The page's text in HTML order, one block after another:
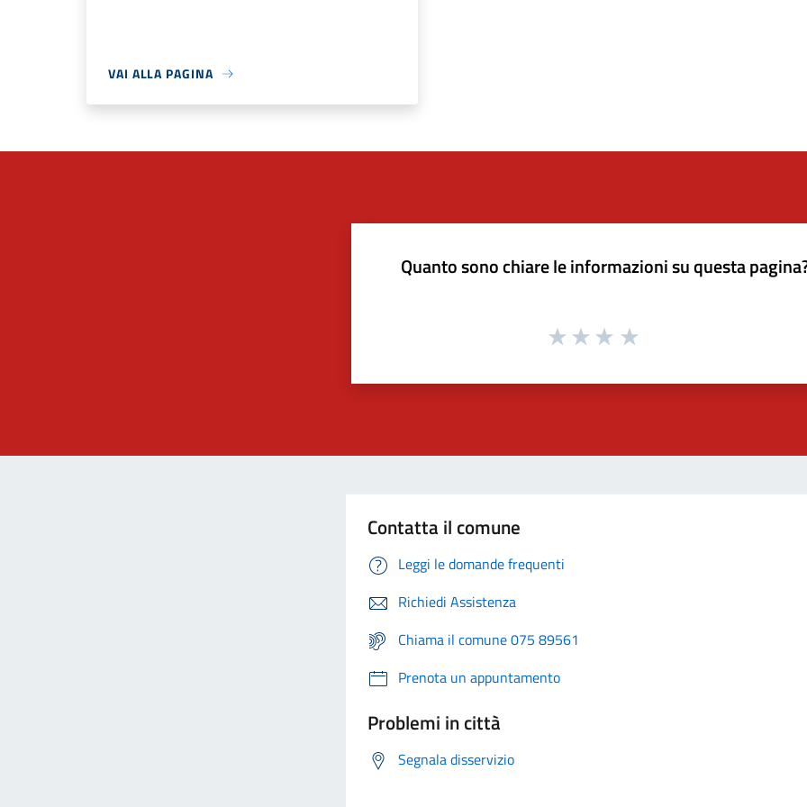
VAI ALLA PAGINA
Quanto sono chiare le informazioni su questa
Contatta il comune
Leggi le domande frequenti
Richiedi Assistenza
Chiama il comune 075 89561
Prenota un appuntamento
Problemi in città
Segnala disservizio